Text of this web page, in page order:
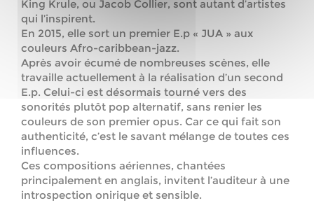
King Krule, ou Jacob Collier, sont autant d’artistes
qui l’inspirent.
En 2015, elle sort un premier E.p « JUA » aux
couleurs Afro-caribbean-jazz.
Après avoir écumé de nombreuses scènes, elle
travaille actuellement à la réalisation d’un second
E.p. Celui-ci est désormais tourné vers des
sonorités plutôt pop alternatif, sans renier les
couleurs de son premier opus. Car ce qui fait son
authenticité, c’est le savant mélange de toutes ces
influences.
Ces compositions aériennes, chantées
principalement en anglais, invitent l’auditeur à une
introspection onirique et sensible.